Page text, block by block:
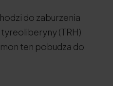
do zaburzenia
(TRH)
ten pobudza do